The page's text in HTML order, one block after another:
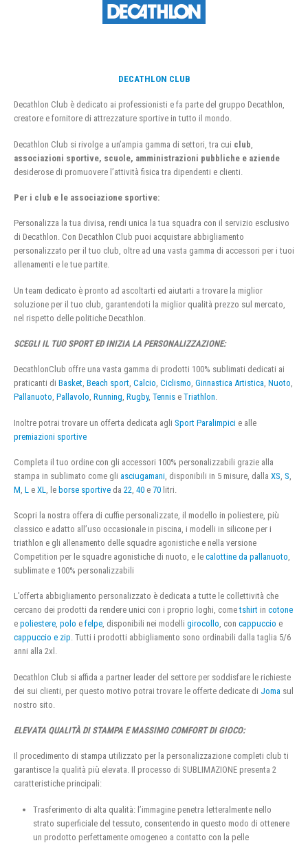
DECATHLON CLUB
Decathlon Club è dedicato ai professionisti e fa parte del gruppo Decathlon,
creatore e fornitore di attrezzature sportive in tutto il mondo.
Decathlon Club si rivolge a un’ampia gamma di settori, tra cui club
associazioni sportive, scuole, amministrazioni pubbliche e aziende
desiderose di promuovere l’attività fisica tra dipendenti e clienti.
Per i club e le associazione sportive:
Personalizza la tua divisa, rendi unica la tua squadra con il servizio esclusivo
di Decathlon. Con Decathlon Club puoi acquistare abbigliamento
personalizzato per il tuo club, oltre ad una vasta gamma di accessori per i tuoi
allenamenti e le tue partite.
Un team dedicato è pronto ad ascoltarti ed aiutarti a trovare la miglior
soluzione per il tuo club, garantendoti la miglior qualità prezzo sul mercato,
nel rispetto delle politiche Decathlon.
SCEGLI IL TUO SPORT ED INIZIA LA PERSONALIZZAZIONE:
DecathlonClub offre una vasta gamma di prodotti 100% sublimati dedicati ai
praticanti di Basket, Beach sport, Calcio, Ciclismo, Ginnastica Artistica, Nuoto,
Pallanuoto, Pallavolo, Running, Rugby, Tennis e Triathlon.
Inoltre potrai trovare un offerta dedicata agli Sport Paralimpici e alle
premiazioni sportive
Completa il tuo ordine con gli accessori 100% personalizzabili grazie alla
stampa in sublimato come gli asciugamani , disponibili in 5 misure, dalla XS S
M L e XL , le borse sportive da 22 40 e 70 litri.
Scopri la nostra offera di cuffie personalizzate, il modello in poliestere, più
classico e adatto all’uso occasionale in piscina, i modelli in silicone per i
triathlon e gli allenamento delle squadre agonistiche e nella versione
Competition per le squadre agonistiche di nuoto, e le calottine da pallanuoto,
sublimate e 100% personalizzabili
L’offerta abbigliamento personalizzato è dedicata a tutte le collettività che
cercano dei prodotti da rendere unici con i proprio loghi, cometshirt in cotone
e poliestere, polo e felpe, disponibili nei modelli girocollo, con cappuccio e
cappuccio e zip. Tutti i prodotti abbigliamento sono ordinabili dalla taglia 5/6
anni alla 2xl.
Decathlon Club si affida a partner leader del settore per soddisfare le richieste
dei sui clienti, per questo motivo potrai trovare le offerte dedicate di Joma sul
nostro sito.
ELEVATA QUALITÀ DI STAMPA E MASSIMO COMFORT DI GIOCO:
Il procedimento di stampa utilizzato per la personalizzazione completi club ti
garantisce la qualità più elevata. Il processo di SUBLIMAZIONE presenta 2
caratteristiche principali:
Trasferimento di alta qualità: l’immagine penetra letteralmente nello
strato superficiale del tessuto, consentendo in questo modo di ottenere
un prodotto perfettamente omogeneo a contatto con la pelle